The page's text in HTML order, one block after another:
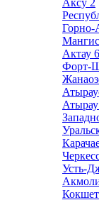
Аксу 2
Горно-
Актау 6
Форт-
Атырау
Усть-